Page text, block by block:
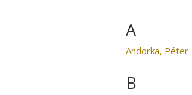
A
Andorka, Péter
B